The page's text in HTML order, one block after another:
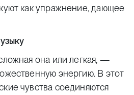
как упражнение, дающее
она или легкая, —
энергию. В этот
чувства соединяются